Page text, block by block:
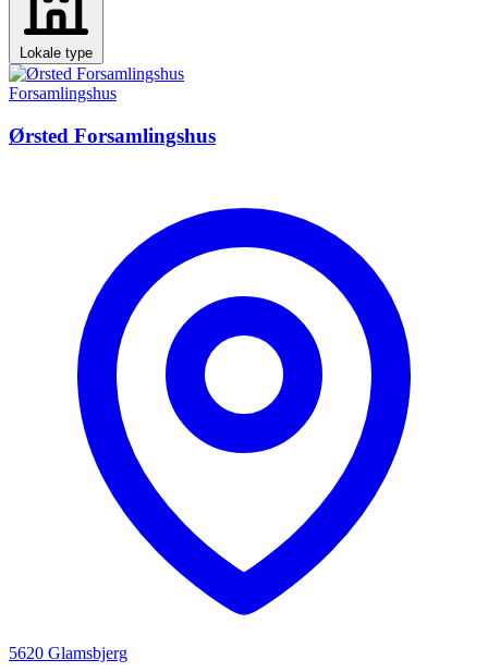
Lokale type
Forsamlingshus
Ørsted Forsamlingshus
5620 Glamsbjerg